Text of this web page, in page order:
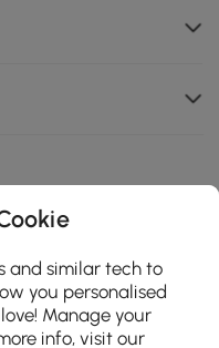
e resistente agli
al calore che
and similar tech to
you personalised
Manage your
info, visit our